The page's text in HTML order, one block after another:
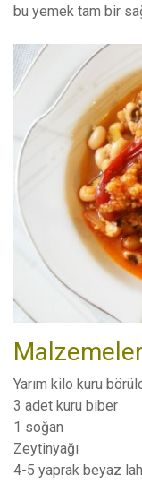
bu yemek tam bir
Malzemeler
Yarım kilo kuru
3 adet kuru biber
1 soğan
Zeytinyağı
4-5 yaprak beyaz